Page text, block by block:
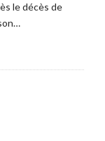
le décès de